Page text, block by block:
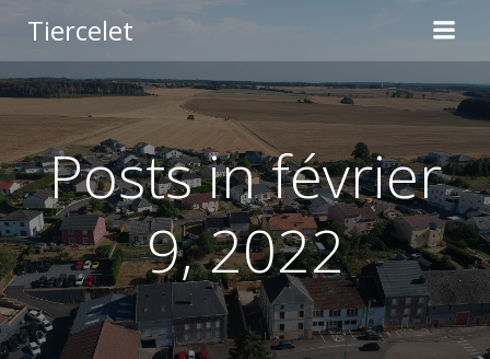
contenu
Tiercelet
Posts in février
9, 2022